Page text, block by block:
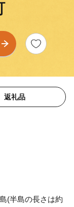
返礼品
(半島の長さは約